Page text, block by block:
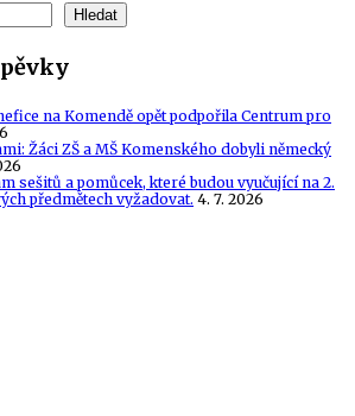
Hledat
na Komendě opět podpořila Centrum pro
Žáci ZŠ a MŠ Komenského dobyli německý
sešitů a pomůcek, které budou vyučující na 2.
předmětech vyžadovat. 4. 7. 2026